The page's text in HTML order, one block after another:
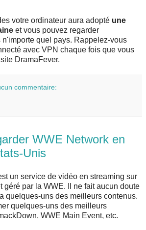
votre ordinateur aura adopté une
et vous pouvez regarder
n'importe quel pays. Rappelez-vous
avec VPN chaque fois que vous
DramaFever.
commentaire:
WWE Network en
Unis
un service de vidéo en streaming sur
géré par la WWE. Il ne fait aucun doute
quelques-uns des meilleurs contenus.
quelques-uns des meilleurs
WWE Main Event, etc.